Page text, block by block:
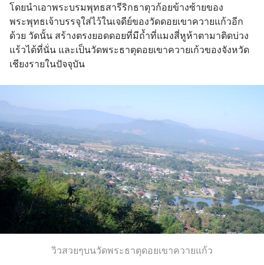
โดยนำเอาพระบรมพุทธสารีริกธาตุวก้อยข้างซ้ายของ
พระพุทธเจ้าบรรจุใส่ไว้ในเจดีย์ของวัดดอยเขาควายแก้วอีก
ด้วย วัดนั้น สร้างตรงยอดดอยที่มีถ้ำที่แมงสี่หูห้าตามาติดบ่วง
แร้วได้ที่นั่น และเป็นวัดพระธาตุดอยเขาควายเก้วของจังหวัด
เชียงรายในปัจจุบัน
วิวสวยๆบนวัดพระธาตุดอยเขาควายแก้ว